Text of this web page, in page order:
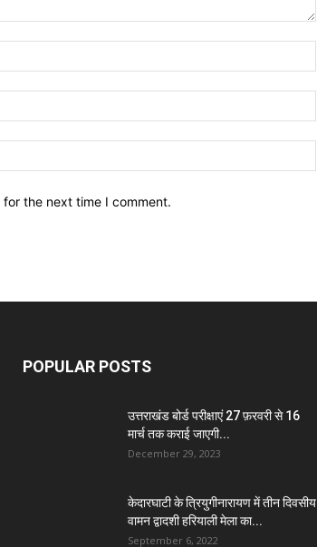
the next time I comment.
POPULAR POSTS
उत्तराखंड बोर्ड परीक्षाएं 27 फ़रवरी से 16
मार्च तक कराई जाएगी...
December 29, 2023
केदारघाटी के त्रियुगीनारायण में तीन दिवसीय
वामन द्वादशी हरियाली मेला का...
September 6, 2022